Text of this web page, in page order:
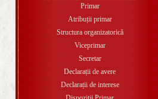
Primar
Atribuții primar
Structura organizatorică
Viceprimar
Secretar
Declarații de avere
Declarații de interese